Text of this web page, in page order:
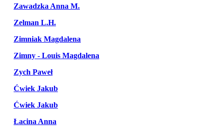
Zawadzka Anna M.
Zelman L.H.
Zimniak Magdalena
Zimny - Louis Magdalena
Zych Paweł
Ćwiek Jakub
Ćwiek Jakub
Łacina Anna